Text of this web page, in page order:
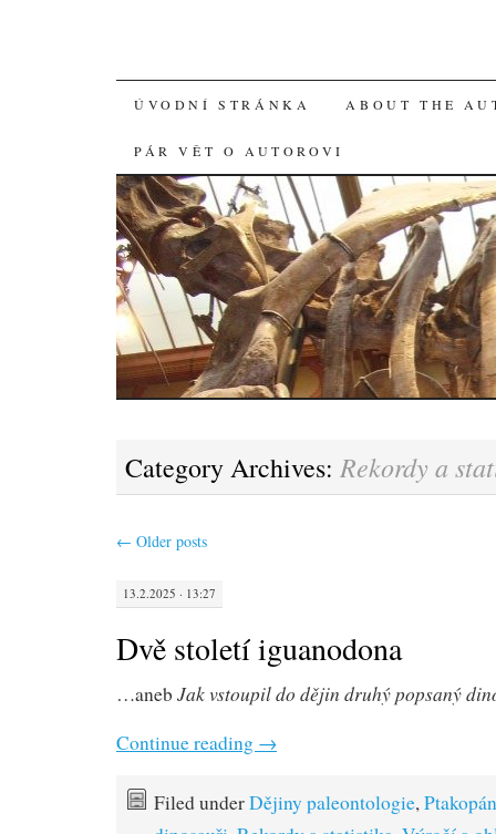
SKIP
TO
CONTENT
ÚVODNÍ STRÁNKA ABOUT THE
PÁR VĚT O AUTOROVI
Category Archives: Rekordy a
← Older posts
13.2.2025 · 13:27
Dvě století iguanodona
…aneb Jak vstoupil do dějin druhý popsaný
Continue reading →
Filed underDějiny paleontologie,